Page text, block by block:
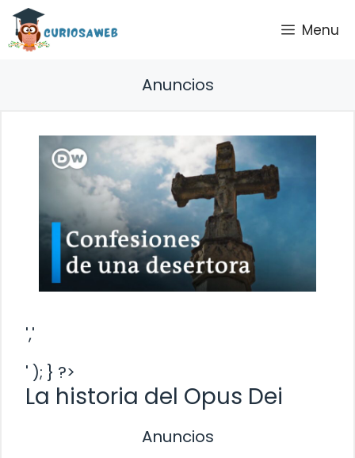
Saltar
contenido
Menu
Anuncios
','
' ); } ?>
La historia del Opus Dei
Anuncios